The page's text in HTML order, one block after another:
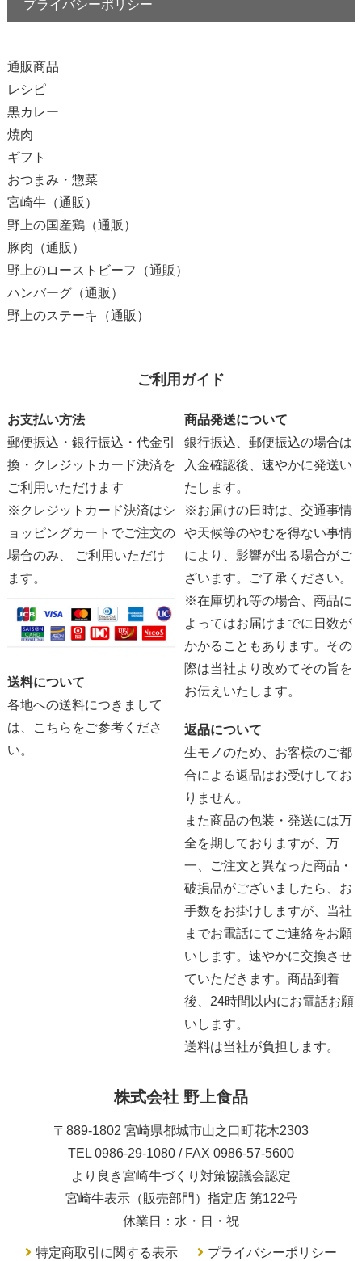
プライバシーポリシー
通販商品
レシピ
黒カレー
焼肉
ギフト
おつまみ・惣菜
宮崎牛（通販）
野上の国産鶏（通販）
豚肉（通販）
野上のローストビーフ（通販）
ハンバーグ（通販）
野上のステーキ（通販）
ご利用ガイド
お支払い方法
郵便振込・銀行振込・代金引
換・クレジットカード決済を
ご利用いただけます
※クレジットカード決済はシ
ョッピングカートでご注文の
場合のみ、 ご利用いただけ
ます。
送料について
各地への送料につきまして
は、
こちらをご参考くださ
い。
商品発送について
銀行振込、郵便振込の場合は
入金確認後、速やかに発送い
たします。
※お届けの日時は、交通事情
や天候等のやむを得ない事情
により、影響が出る場合がご
ざいます。ご了承ください。
※在庫切れ等の場合、商品に
よってはお届けまでに日数が
かかることもあります。その
際は当社より改めてその旨を
お伝えいたします。
返品について
生モノのため、お客様のご都
合による返品はお受けしてお
りません。
また商品の包装・発送には万
全を期しておりますが、万
一、ご注文と異なった商品・
破損品がございましたら、お
手数をお掛けしますが、当社
までお電話にてご連絡をお願
いします。速やかに交換させ
ていただきます。商品到着
後、24時間以内にお電話お願
いします。
送料は当社が負担します。
株式会社 野上食品
〒889-1802 宮崎県都城市山之口町花木2303
TEL 0986-29-1080 / FAX 0986-57-5600
より良き宮崎牛づくり対策協議会認定
宮崎牛表示（販売部門）指定店 第122号
休業日：水・日・祝
特定商取引に関する表示 プライバシーポリシー